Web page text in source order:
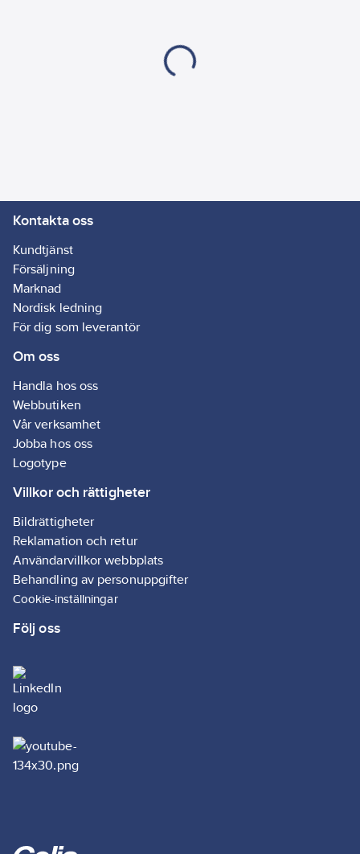
Kontakta oss
Kundtjänst
Försäljning
Marknad
Nordisk ledning
För dig som leverantör
Om oss
Handla hos oss
Webbutiken
Vår verksamhet
Jobba hos oss
Logotype
Villkor och rättigheter
Bildrättigheter
Reklamation och retur
Användarvillkor webbplats
Behandling av personuppgifter
Cookie-inställningar
Följ oss